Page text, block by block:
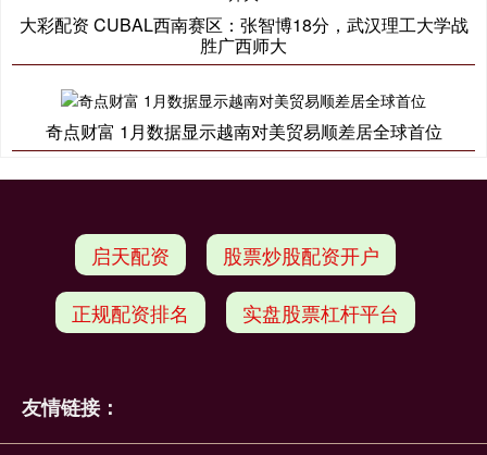
大彩配资 CUBAL西南赛区：张智博18分，武汉理工大学战
胜广西师大
奇点财富 1月数据显示越南对美贸易顺差居全球首位
启天配资 股票炒股配资开户
正规配资排名 实盘股票杠杆平台
友情链接：